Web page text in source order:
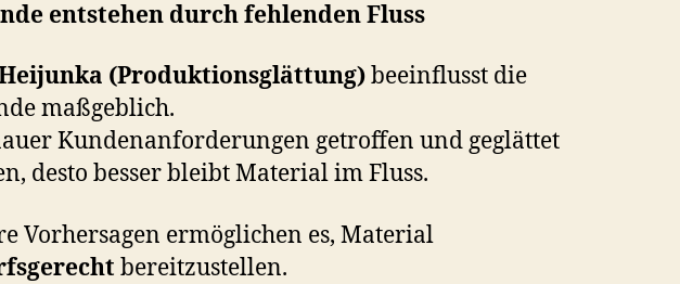
entstehen durch fehlenden Fluss
(Produktionsglättung)beeinflusst die
maßgeblich.
Kundenanforderungen getroffen und geglättet
desto besser bleibt Material im Fluss.
Vorhersagen ermöglichen es, Material
bereitzustellen.